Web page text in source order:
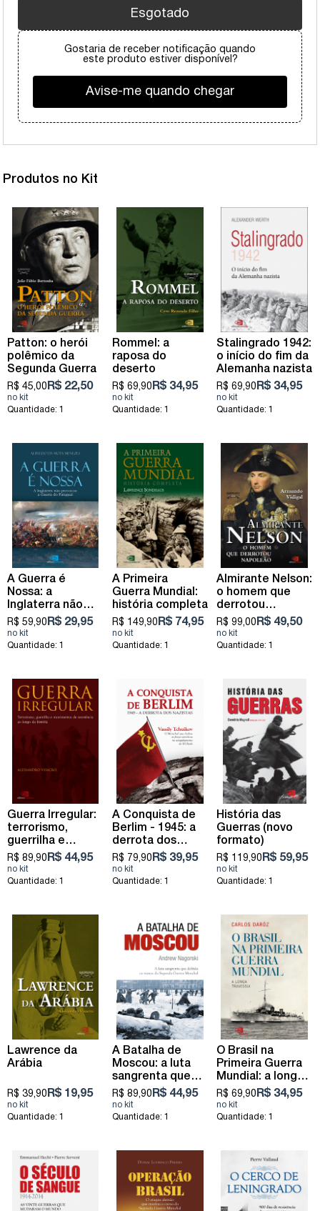
Esgotado
Gostaria de receber notificação quando
este produto estiver disponível?
Avise-me quando chegar
Produtos no Kit
Patton: o herói
polêmico da
Segunda Guerra
R$ 45,00 R$ 22,50
Quantidade: 1
Rommel: a
raposa do
deserto
R$ 69,90 R$ 34,95
Quantidade: 1
Stalingrado 1942:
o início do fim da
Alemanha nazista
R$ 69,90 R$ 34,95
Quantidade: 1
A Guerra é
Nossa: a
Inglaterra não
provocou a
Guerra do
Paraguai
R$ 59,90 R$ 29,95
Quantidade: 1
A Primeira
Guerra Mundial:
história completa
R$ 149,90 R$ 74,95
Quantidade: 1
Almirante Nelson:
o homem que
derrotou
Napoleão
R$ 99,00 R$ 49,50
Quantidade: 1
Guerra Irregular:
terrorismo,
guerrilha e
movimentos de
resistência ao
longo da história
R$ 89,90 R$ 44,95
Quantidade: 1
A Conquista de
Berlim - 1945: a
derrota dos
nazistas
R$ 79,90 R$ 39,95
Quantidade: 1
História das
Guerras (novo
formato)
R$ 119,90 R$ 59,95
Quantidade: 1
Lawrence da
Arábia
R$ 39,90 R$ 19,95
Quantidade: 1
A Batalha de
Moscou: a luta
sangrenta que
definiu os rumos
da Segunda
Guerra Mundial
R$ 89,90 R$ 44,95
Quantidade: 1
O Brasil na
Primeira Guerra
Mundial: a longa
travessia
R$ 69,90 R$ 34,95
Quantidade: 1